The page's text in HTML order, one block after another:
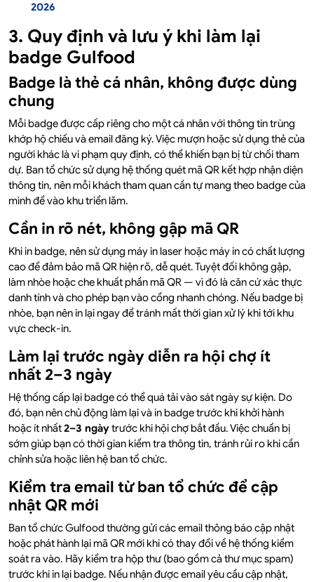
2026
3. Quy định và lưu ý khi làm lại
badge Gulfood
Badge là thẻ cá nhân, không được dùng
chung
Mỗi badge được cấp riêng cho một cá nhân với thông tin trùng
khớp hộ chiếu và email đăng ký. Việc mượn hoặc sử dụng thẻ của
người khác là vi phạm quy định, có thể khiến bạn bị từ chối tham
dự. Ban tổ chức sử dụng hệ thống quét mã QR kết hợp nhận diện
thông tin, nên mỗi khách tham quan cần tự mang theo badge của
mình để vào khu triển lãm.
Cần in rõ nét, không gập mã QR
Khi in badge, nên sử dụng máy in laser hoặc máy in có chất lượng
cao để đảm bảo mã QR hiện rõ, dễ quét. Tuyệt đối không gập,
làm nhòe hoặc che khuất phần mã QR — vì đó là căn cứ xác thực
danh tính và cho phép bạn vào cổng nhanh chóng. Nếu badge bị
nhòe, bạn nên in lại ngay để tránh mất thời gian xử lý khi tới khu
vực check-in.
Làm lại trước ngày diễn ra hội chợ ít
nhất 2–3 ngày
Hệ thống cấp lại badge có thể quá tải vào sát ngày sự kiện. Do
đó, bạn nên chủ động làm lại và in badge trước khi khởi hành
hoặc ít nhất2–3 ngàytrước khi hội chợ bắt đầu. Việc chuẩn bị
sớm giúp bạn có thời gian kiểm tra thông tin, tránh rủi ro khi cần
chỉnh sửa hoặc liên hệ ban tổ chức.
Kiểm tra email từ ban tổ chức để cập
nhật QR mới
Ban tổ chức Gulfood thường gửi các email thông báo cập nhật
hoặc phát hành lại mã QR mới khi có thay đổi về hệ thống kiểm
soát ra vào. Hãy kiểm tra hộp thư (bao gồm cả thư mục spam)
trước khi in lại badge. Nếu nhận được email yêu cầu cập nhật,